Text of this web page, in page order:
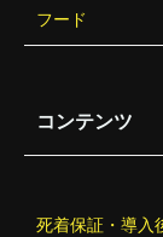
フード
コンテンツ
死着保証・導入